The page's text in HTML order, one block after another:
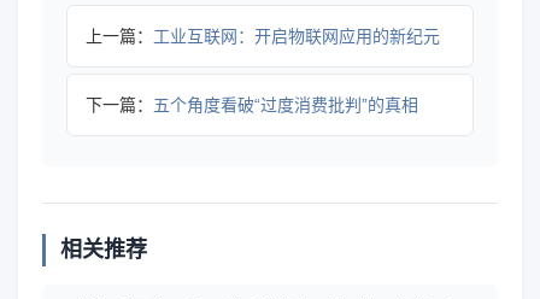
上一篇： 工业互联网：开启物联网应用的新纪元
下一篇： 五个角度看破“过度消费批判”的真相
相关推荐